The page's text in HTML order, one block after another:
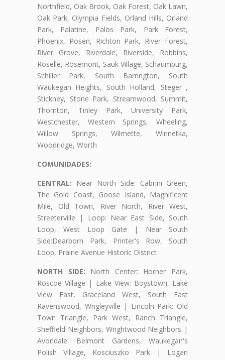
Northfield, Oak Brook, Oak Forest, Oak Lawn,
Oak Park, Olympia Fields, Orland Hills, Orland
Park, Palatine, Palos Park, Park Forest,
Phoenix, Posen, Richton Park, River Forest,
River Grove, Riverdale, Riverside, Robbins,
Roselle, Rosemont, Sauk Village, Schaumburg,
Schiller Park, South Barrington, South
Waukegan Heights, South Holland, Steger ,
Stickney, Stone Park, Streamwood, Summit,
Thornton, Tinley Park, University Park,
Westchester, Western Springs, Wheeling,
Willow Springs, Wilmette, Winnetka,
Woodridge, Worth
COMUNIDADES:
CENTRAL: Near North Side: Cabrini–Green,
The Gold Coast, Goose Island, Magnificent
Mile, Old Town, River North, River West,
Streeterville | Loop: Near East Side, South
Loop, West Loop Gate | Near South
Side:Dearborn Park, Printer's Row, South
Loop, Prairie Avenue Historic District
NORTH SIDE: North Center: Horner Park,
Roscoe Village | Lake View: Boystown, Lake
View East, Graceland West, South East
Ravenswood, Wrigleyville | Lincoln Park: Old
Town Triangle, Park West, Ranch Triangle,
Sheffield Neighbors, Wrightwood Neighbors |
Avondale: Belmont Gardens, Waukegan's
Polish Village, Kosciuszko Park | Logan